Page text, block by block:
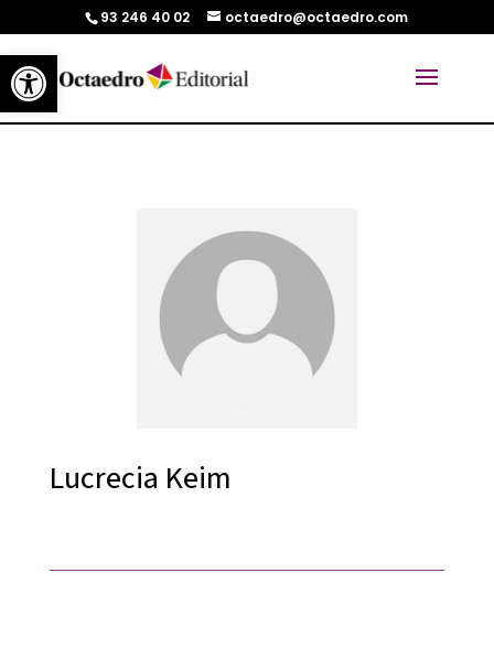
Abrir barra de herramientas
93 246 40 02 octaedro@octaedro.com
Lucrecia Keim